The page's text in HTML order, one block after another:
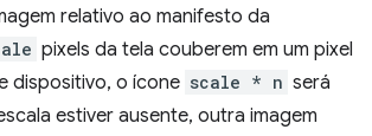
relativo ao manifesto da
pixels da tela couberem em um pixel
dispositivo, o ícone scale * n será
estiver ausente, outra imagem